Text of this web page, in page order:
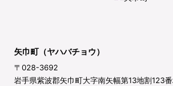
矢巾町（ヤハバチョウ）
〒028-3692
岩手県紫波郡矢巾町大字南矢幅第13地割123